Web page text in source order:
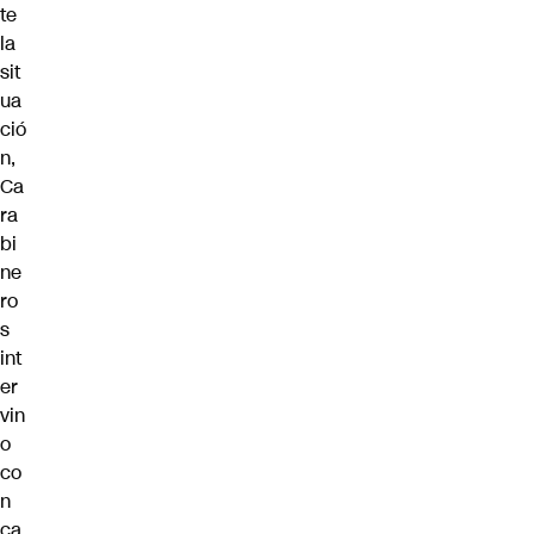
te
la
sit
ua
ció
n,
Ca
ra
bi
ne
ro
s
int
er
vin
o
co
n